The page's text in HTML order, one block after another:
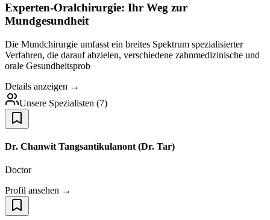
Experten-Oralchirurgie: Ihr Weg zur
Mundgesundheit
Die Mundchirurgie umfasst ein breites Spektrum spezialisierter
Verfahren, die darauf abzielen, verschiedene zahnmedizinische und
orale Gesundheitsprob
Details anzeigen →
Unsere Spezialisten (7)
Dr. Chanwit Tangsantikulanont (Dr. Tar)
Doctor
Profil ansehen →